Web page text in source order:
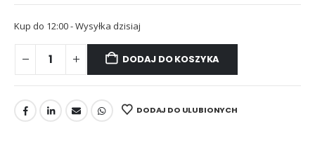
Kup do 12:00 - Wysyłka dzisiaj
DODAJ DO KOSZYKA
DODAJ DO ULUBIONYCH